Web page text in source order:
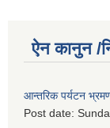
ऐन कानुन /
आन्तरिक पर्यटन
Post date: